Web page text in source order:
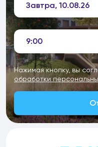
Завтра, 10.08.26
9:00
Нажимая кнопку, вы
обработки